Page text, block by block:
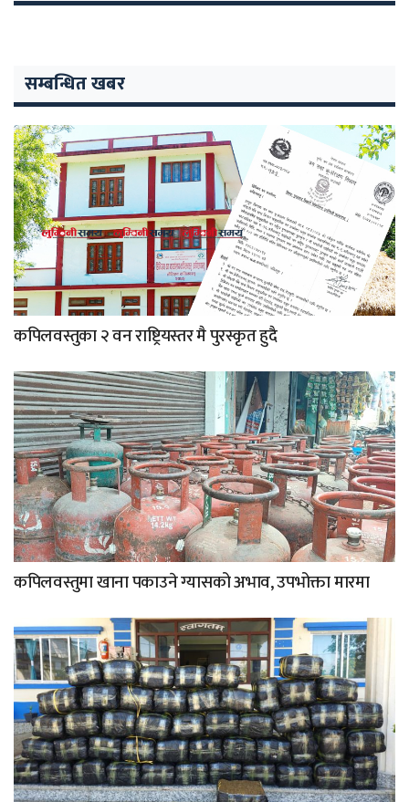
सम्बन्धित खबर
कपिलवस्तुका २ वन राष्ट्रियस्तर मै पुरस्कृत हुदै
कपिलवस्तुमा खाना पकाउने ग्यासको अभाव, उपभोक्ता मारमा